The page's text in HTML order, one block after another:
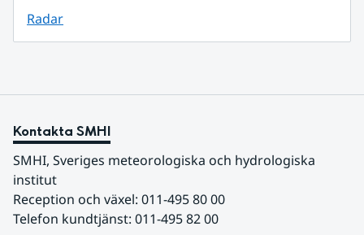
Radar
Kontakta SMHI
SMHI, Sveriges meteorologiska och hydrologiska
institut
Reception och växel: 011-495 80 00
Telefon kundtjänst: 011-495 82 00